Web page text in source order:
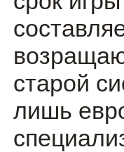
старой
лишь